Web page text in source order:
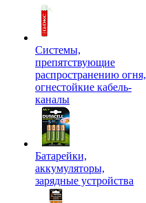
Системы,
препятствующие
распространению огня,
огнестойкие кабель-
каналы
Батарейки,
аккумуляторы,
зарядные устройства